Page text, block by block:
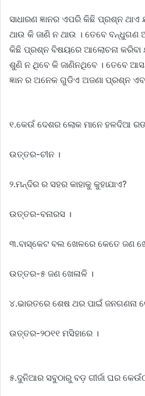
ସାଧାରଣ ଜ୍ଞାନର ଏପରି କିଛି ପ୍ରଶ୍ନ
ଥାଉ କି ଜାଣି ନ ଥାଉ । ତେବେ
କିଛି ପ୍ରଶ୍ନ ବିଷୟରେ ଆଲୋଚନା
ଶୁଣି ନ ଥିବେ କି ଜାଣିନଥିବେ । ତେବେ
ଜ୍ଞାନ ର ଅନେକ ଗୁଡିଏ ଅଜଣା ପ୍ରଶ୍ନ
୧.କେଉଁ ଦେଶର ଲୋକ ମାନେ ହଳଦିଆ
ଉତ୍ତର-ଚୀନ ।
୨.ମନ୍ଦିର ର ସହର କାହାକୁ କୁହାଯାଏ?
ଉତ୍ତର-ବନାରସ ।
୩.ବାସ୍କେଟ ବଲ ଖେଳରେ କେତେ ଜଣ
ଉତ୍ତର-୫ ଜଣ ଖେଳାଳି ।
୪.ଭାରତରେ ଶେଷ ଥର ପାଇଁ ଜନଗଣନା
ଉତ୍ତର-୨୦୧୧ ମସିହାରେ ।
୫.ଦୁନିଆର ସବୁଠାରୁ ବଡ଼ ଗୀର୍ଜା ଘର